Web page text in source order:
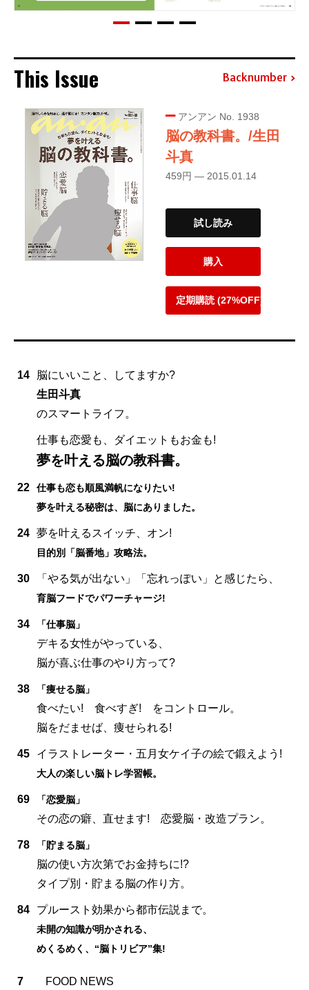
This Issue Backnumber
アンアン No. 1938
脳の教科書。/生田
斗真
459円 — 2015.01.14
試し読み
購入
定期購読 (27%OFF)
14
脳にいいこと、してますか?
生田斗真
のスマートライフ。
仕事も恋愛も、ダイエットもお金も!
夢を叶える脳の教科書。
22
仕事も恋も順風満帆になりたい!
夢を叶える秘密は、脳にありました。
24 夢を叶えるスイッチ、オン!
目的別「脳番地」攻略法。
30 「やる気が出ない」「忘れっぽい」と感じたら、
育脳フードでパワーチャージ!
34 「仕事脳」
デキる女性がやっている、
脳が喜ぶ仕事のやり方って?
38 「痩せる脳」
食べたい! 食べすぎ! をコントロール。
脳をだませば、痩せられる!
45 イラストレーター・五月女ケイ子の絵で鍛えよう!
大人の楽しい脳トレ学習帳。
69 「恋愛脳」
その恋の癖、直せます! 恋愛脳・改造プラン。
78 「貯まる脳」
脳の使い方次第でお金持ちに!?
タイプ別・貯まる脳の作り方。
84 プルースト効果から都市伝説まで。
未開の知識が明かされる、
めくるめく、“脳トリビア”集!
7 FOOD NEWS